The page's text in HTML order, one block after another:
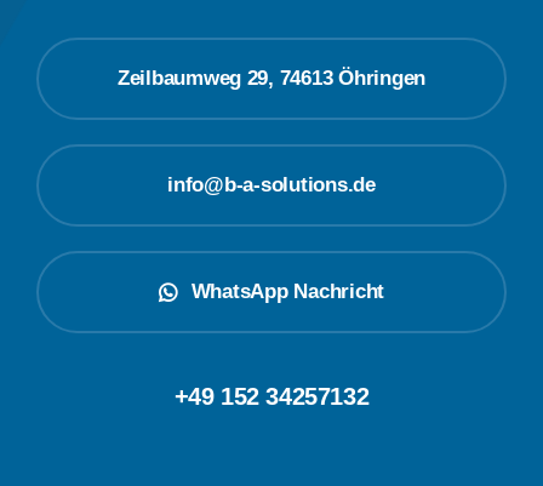
Zeilbaumweg 29, 74613 Öhringen
info@b-a-solutions.de
WhatsApp Nachricht
+49 152 34257132